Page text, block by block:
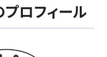
プロフィール